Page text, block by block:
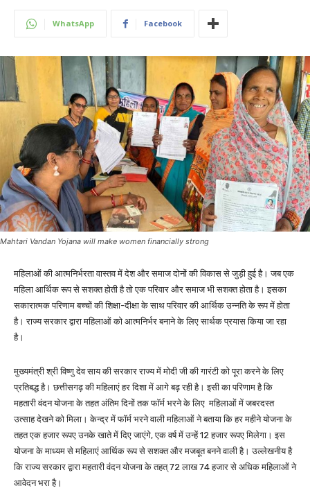
WhatsApp Facebook
Mahtari Vandan Yojana will make women financially strong
महिलाओं की आत्मनिर्भरता वास्तव में देश और समाज दोनों की विकास से जुड़ी हुई है। जब एक
महिला आर्थिक रूप से सशक्त होती है तो एक परिवार और समाज भी सशक्त होता है। इसका
सकारात्मक परिणाम बच्चों की शिक्षा-दीक्षा के साथ परिवार की आर्थिक उन्नति के रूप में होता
है। राज्य सरकार द्वारा महिलाओं को आत्मनिर्भर बनाने के लिए सार्थक प्रयास किया जा रहा
है।
मुख्यमंत्री श्री विष्णु देव साय की सरकार राज्य में मोदी जी की गारंटी को पूरा करने के लिए
प्रतिबद्ध है। छत्तीसगढ़ की महिलाएं हर दिशा में आगे बढ़ रही है। इसी का परिणाम है कि
महतारी वंदन योजना के तहत अंतिम दिनों तक फॉर्म भरने के लिए महिलाओं में जबरदस्त
उत्साह देखने को मिला। केन्द्र में फॉर्म भरने वाली महिलाओं ने बताया कि हर महीने योजना के
तहत एक हजार रूपए उनके खाते में दिए जाएंगे, एक वर्ष में उन्हें 12 हजार रूपए मिलेगा। इस
योजना के माध्यम से महिलाएं आर्थिक रूप से सशक्त और मजबूत बनने वाली है। उल्लेखनीय है
कि राज्य सरकार द्वारा महतारी वंदन योजना के तहत् 72 लाख 74 हजार से अधिक महिलाओं ने
आवेदन भरा है।